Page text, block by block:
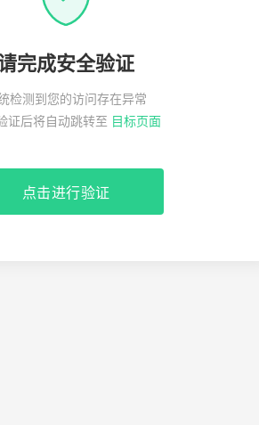
完成安全验证
检测到您的访问存在异常
证后将自动跳转至 目标页面
点击进行验证